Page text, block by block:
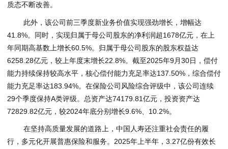
质态不断改善。
此外，该公司前三季度新业务价值实现强劲增长，增幅达
41.8%。同时，实现归属于母公司股东的净利润超1678亿元，在上
年同期高基数上增长60.5%。归属于母公司股东的股东权益达
6258.28亿元，较上年度末增长22.8%。截至2025年9月30日，偿付
能力持续保持较高水平，核心偿付能力充足率达137.50%，综合偿付
能力充足率达183.94%。在保险公司风险综合评级中，该公司连续
29个季度保持A类评级。总资产达74179.81亿元，投资资产达
72829.82亿元，较2024年底分别增长9.6%、10.2%。
在坚持高质量发展的道路上，中国人寿还注重社会责任的履
行，多元化开展普惠保险和服务。2025年上半年，3.27亿份有效长